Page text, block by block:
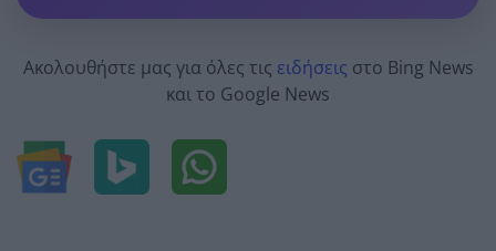
Ακολουθήστε μας για όλες τις ειδήσεις στο Bing News
και το Google News